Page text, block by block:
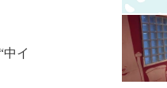
イ